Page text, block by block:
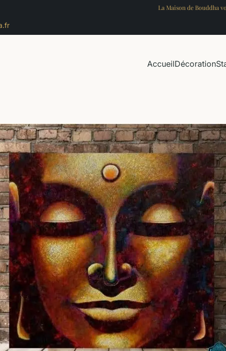
La Maison de Bouddha
AccueilDécoration